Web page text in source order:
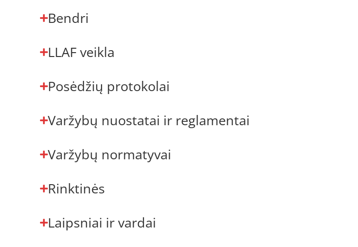
Bendri
LLAF veikla
Posėdžių protokolai
Varžybų nuostatai ir reglamentai
Varžybų normatyvai
Rinktinės
Laipsniai ir vardai